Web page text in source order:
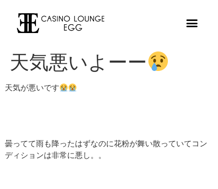
天気悪いよーー
天気が悪いです
曇ってて雨も降ったはずなのに花粉が舞い散っていてコン
ディションは非常に悪し。。